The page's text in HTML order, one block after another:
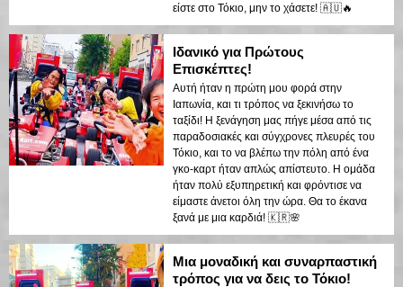
είστε στο Τόκιο, μην το χάσετε! 🇦🇺🔥
Ιδανικό για Πρώτους
Επισκέπτες!
Αυτή ήταν η πρώτη μου φορά στην
Ιαπωνία, και τι τρόπος να ξεκινήσω το
ταξίδι! Η ξενάγηση μας πήγε μέσα από τις
παραδοσιακές και σύγχρονες πλευρές του
Τόκιο, και το να βλέπω την πόλη από ένα
γκο-καρτ ήταν απλώς απίστευτο. Η ομάδα
ήταν πολύ εξυπηρετική και φρόντισε να
είμαστε άνετοι όλη την ώρα. Θα το έκανα
ξανά με μια καρδιά! 🇰🇷🌸
Μια μοναδική και συναρπαστική
τρόπος για να δεις το Τόκιο!